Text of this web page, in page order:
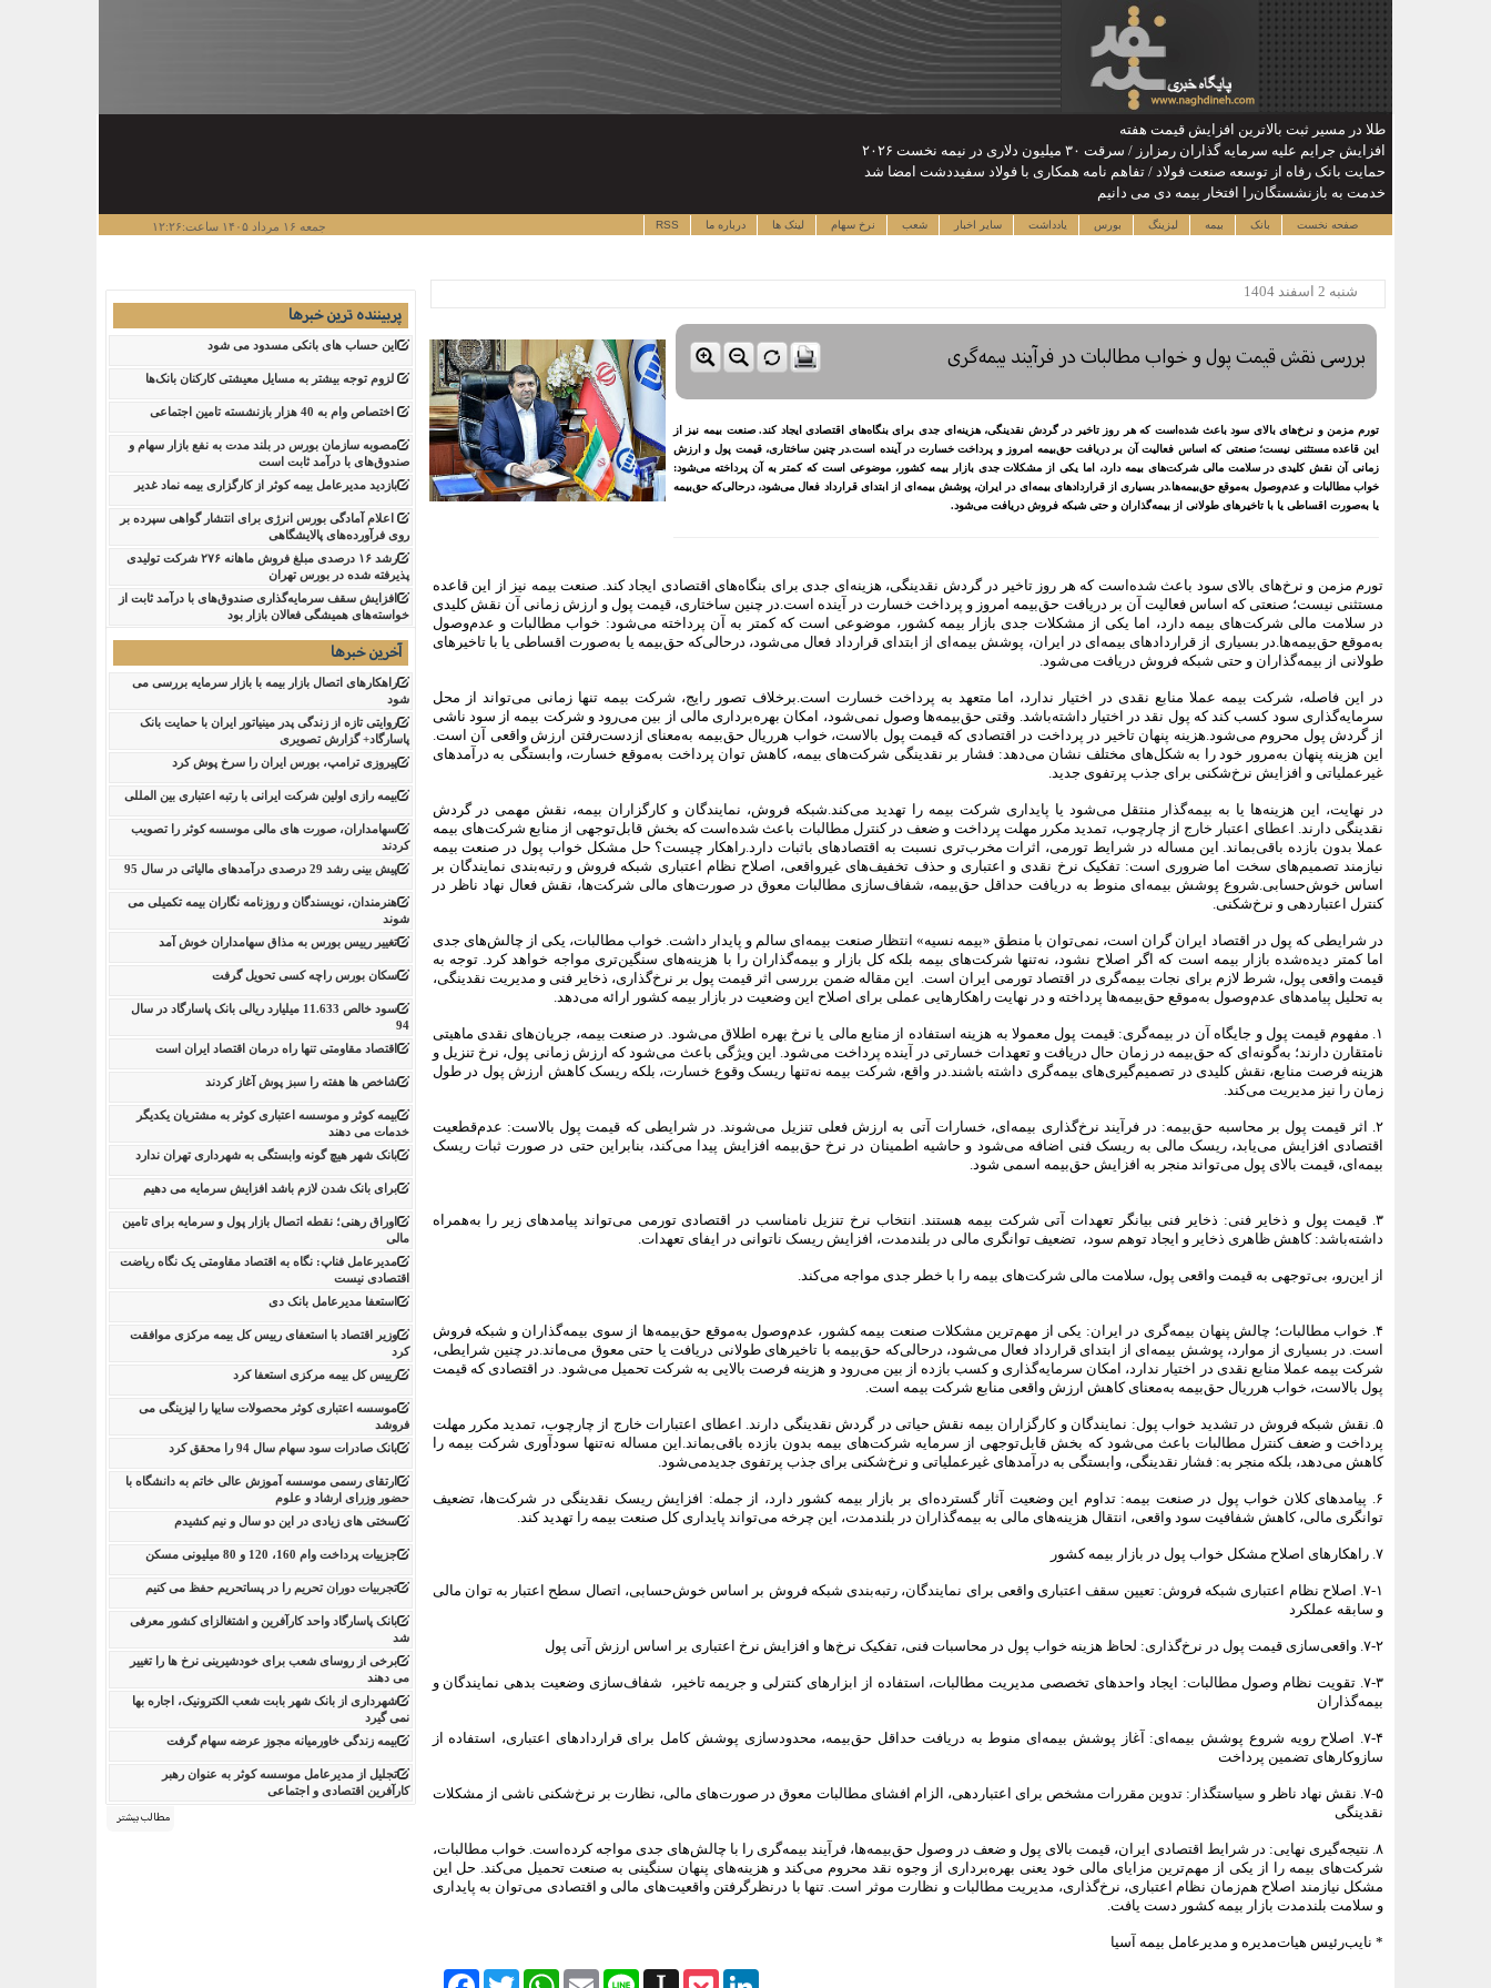
طلا در مسیر ثبت بالاترین افزایش قیمت هفته
افزایش جرایم علیه سرمایه گذاران رمزارز / سرقت ۳۰ میلیون دلاری در نیمه نخست ۲۰۲۶
حمایت بانک رفاه از توسعه صنعت فولاد / تفاهم نامه همکاری با فولاد سفیددشت امضا شد
خدمت به بازنشستگان‌را افتخار بیمه دی می دانیم
جمعه ۱۶ مرداد ۱۴۰۵ ساعت:۱۲:۲۶ صفحه نخست بانک بیمه لیزینگ بورس یادداشت سایر اخبار شعب نرخ سهام لینک ها درباره ما RSS
پربیننده ترین خبرها
این حساب های بانکی مسدود می شود
لزوم توجه بیشتر به مسایل معیشتی کارکنان بانک‌ها
اختصاص وام به 40 هزار بازنشسته تامین اجتماعی
مصوبه سازمان بورس در بلند مدت به نفع بازار سهام و
صندوق‌های با درآمد ثابت است
بازدید مدیرعامل بیمه کوثر از کارگزاری بیمه نماد غدیر
اعلام آمادگی بورس انرژی برای انتشار گواهی سپرده بر
روی فرآورده‌های پالایشگاهی ‌
رشد ۱۶ درصدی مبلغ فروش ماهانه ۲۷۶ شرکت تولیدی
پذیرفته شده در بورس تهران
افزایش سقف سرمایه‌گذاری صندوق‌های با درآمد ثابت از
خواسته‌های همیشگی فعالان بازار بود
آخرین خبرها
راهکارهای اتصال بازار بیمه با بازار سرمایه بررسی می
شود
روایتی تازه از زندگی پدر مینیاتور ایران با حمایت بانک
پاسارگاد+ گزارش تصویری
پیروزی ترامپ، بورس ایران را سرخ پوش کرد
بیمه رازی اولین شرکت ایرانی با رتبه اعتباری بین المللی
سهامداران، صورت های مالی موسسه کوثر را تصویب
کردند
پیش بینی رشد 29 درصدی درآمدهای مالیاتی در سال 95
هنرمندان، نویسندگان و روزنامه نگاران بیمه تکمیلی می
شوند
تغییر رییس بورس به مذاق سهامداران خوش آمد
سکان بورس راچه کسی تحویل گرفت
سود خالص 11.633 میلیارد ریالی بانک پاسارگاد در سال
94
اقتصاد مقاومتی تنها راه درمان اقتصاد ایران است
شاخص ها هفته را سبز پوش آغاز کردند
بیمه کوثر و موسسه اعتباری کوثر به مشتریان یکدیگر
خدمات می دهند
بانک شهر هیچ گونه وابستگی به شهرداری تهران ندارد
برای بانک شدن لازم باشد افزایش سرمایه می دهیم
اوراق رهنی؛ نقطه اتصال بازار پول و سرمایه برای تامین
مالی
مدیرعامل فناپ: نگاه به اقتصاد مقاومتی یک نگاه ریاضت
اقتصادی نیست
استعفا مدیرعامل بانک دی
وزیر اقتصاد با استعفای رییس کل بیمه مرکزی موافقت
کرد
رییس کل بیمه مرکزی استعفا کرد
موسسه اعتباری کوثر محصولات سایپا را لیزینگی می
فروشد
بانک صادرات سود سهام سال 94 را محقق کرد
ارتقای رسمی موسسه آموزش عالی خاتم به دانشگاه با
حضور وزرای ارشاد و علوم
سختی های زیادی در این دو سال و نیم کشیدم
جزییات پرداخت وام 160، 120 و 80 میلیونی مسکن
تجربیات دوران تحریم را در پساتحریم حفظ می کنیم
بانک پاسارگاد واحد کارآفرین و اشتغالزای کشور معرفی
شد
برخی از روسای شعب برای خودشیرینی نرخ ها را تغییر
می دهند
شهرداری از بانک شهر بابت شعب الکترونیک، اجاره بها
نمی گیرد
بیمه زندگی خاورمیانه مجوز عرضه سهام گرفت
تجلیل از مدیرعامل موسسه کوثر به عنوان رهبر
کارآفرین اقتصادی و اجتماعی
مطالب بیشتر
شنبه 2 اسفند 1404
بررسی نقش قیمت پول و خواب مطالبات در فرآیند بیمه‌گری
تورم مزمن و نرخ‌های بالای سود باعث شده‌است که هر روز تاخیر در گردش نقدینگی، هزینه‌ای جدی برای بنگاه‌های اقتصادی ایجاد کند. صنعت بیمه نیز از
این قاعده مستثنی نیست؛ صنعتی که اساس فعالیت آن بر دریافت حق‌بیمه امروز و پرداخت خسارت در آینده است.در چنین ساختاری، قیمت پول و ارزش
زمانی آن نقش کلیدی در سلامت مالی شرکت‌های بیمه دارد، اما یکی از مشکلات جدی بازار بیمه کشور، موضوعی است که کمتر به آن پرداخته می‌شود:
خواب مطالبات و عدم‌وصول به‌موقع حق‌بیمه‌ها.در بسیاری از قراردادهای بیمه‌ای در ایران، پوشش بیمه‌ای از ابتدای قرارداد فعال می‌شود، درحالی‌که حق‌بیمه
یا به‌صورت اقساطی یا با تاخیرهای طولانی از بیمه‌گذاران و حتی شبکه فروش دریافت می‌شود.
تورم مزمن و نرخ‌های بالای سود باعث شده‌است که هر روز تاخیر در گردش نقدینگی، هزینه‌ای جدی برای بنگاه‌های اقتصادی ایجاد کند. صنعت بیمه نیز از این قاعده
مستثنی نیست؛ صنعتی که اساس فعالیت آن بر دریافت حق‌بیمه امروز و پرداخت خسارت در آینده است.در چنین ساختاری، قیمت پول و ارزش زمانی آن نقش کلیدی
در سلامت مالی شرکت‌های بیمه دارد، اما یکی از مشکلات جدی بازار بیمه کشور، موضوعی است که کمتر به آن پرداخته می‌شود: خواب مطالبات و عدم‌وصول
به‌موقع حق‌بیمه‌ها.در بسیاری از قراردادهای بیمه‌ای در ایران، پوشش بیمه‌ای از ابتدای قرارداد فعال می‌شود، درحالی‌که حق‌بیمه یا به‌صورت اقساطی یا با تاخیرهای
طولانی از بیمه‌گذاران و حتی شبکه فروش دریافت می‌شود.
در این فاصله، شرکت بیمه عملا منابع نقدی در اختیار ندارد، اما متعهد به پرداخت خسارت است.برخلاف تصور رایج، شرکت بیمه تنها زمانی می‌تواند از محل
سرمایه‌گذاری سود کسب کند که پول نقد در اختیار داشته‌باشد. وقتی حق‌بیمه‌ها وصول نمی‌شود، امکان بهره‌برداری مالی از بین می‌رود و شرکت بیمه از سود ناشی
از گردش پول محروم می‌شود.هزینه پنهان تاخیر در پرداخت در اقتصادی که قیمت پول بالاست، خواب هر‌ریال حق‌بیمه به‌معنای ازدست‌رفتن ارزش واقعی آن است.
این هزینه پنهان به‌مرور خود را به شکل‌های مختلف نشان می‌دهد: فشار بر نقدینگی شرکت‌های بیمه، کاهش توان پرداخت به‌موقع خسارت، وابستگی به درآمدهای
غیرعملیاتی و افزایش نرخ‌شکنی برای جذب پرتفوی جدید.
در نهایت، این هزینه‌ها یا به بیمه‌گذار منتقل می‌شود یا پایداری شرکت بیمه را تهدید می‌کند.شبکه فروش، نمایندگان و کارگزاران بیمه، نقش مهمی در گردش
نقدینگی دارند. اعطای اعتبار خارج از چارچوب، تمدید مکرر مهلت پرداخت و ضعف در کنترل مطالبات باعث شده‌است که بخش قابل‌توجهی از منابع شرکت‌های بیمه
عملا بدون بازده باقی‌بماند. این مساله در شرایط تورمی، اثرات مخرب‌تری نسبت به اقتصادهای باثبات دارد.راهکار چیست؟ حل مشکل خواب پول در صنعت بیمه
نیازمند تصمیم‌های سخت اما ضروری است: تفکیک نرخ نقدی و اعتباری و حذف تخفیف‌های غیرواقعی، اصلاح نظام اعتباری شبکه فروش و رتبه‌بندی نمایندگان بر
اساس خوش‌حسابی.شروع پوشش بیمه‌ای منوط به دریافت حداقل حق‌بیمه، شفاف‌سازی مطالبات معوق در صورت‌های مالی شرکت‌ها، نقش فعال نهاد ناظر در
کنترل اعتباردهی و نرخ‌شکنی.
در شرایطی که پول در اقتصاد ایران گران است، نمی‌توان با منطق «بیمه نسیه» انتظار صنعت بیمه‌ای سالم و پایدار داشت. خواب مطالبات، یکی از چالش‌های جدی
اما کمتر دیده‌شده بازار بیمه است که اگر اصلاح نشود، نه‌تنها شرکت‌های بیمه بلکه کل بازار و بیمه‌گذاران را با هزینه‌های سنگین‌تری مواجه خواهد کرد. توجه به
قیمت واقعی پول، شرط لازم برای نجات بیمه‌گری در اقتصاد تورمی ایران است. این مقاله ضمن بررسی اثر قیمت پول بر نرخ‌گذاری، ذخایر فنی و مدیریت نقدینگی،
به تحلیل پیامدهای عدم‌وصول به‌موقع حق‌بیمه‌ها پرداخته و در نهایت راهکارهایی عملی برای اصلاح این وضعیت در بازار بیمه کشور ارائه می‌دهد.
۱. مفهوم قیمت پول و جایگاه آن در بیمه‌گری: قیمت پول معمولا به هزینه استفاده از منابع مالی یا نرخ بهره اطلاق می‌شود. در صنعت بیمه، جریان‌های نقدی ماهیتی
نامتقارن دارند؛ به‌گونه‌ای که حق‌بیمه در زمان حال دریافت و تعهدات خسارتی در آینده پرداخت می‌شود. این ویژگی باعث می‌شود که ارزش زمانی پول، نرخ تنزیل و
هزینه فرصت منابع، نقش کلیدی در تصمیم‌گیری‌های بیمه‌گری داشته باشند.در واقع، شرکت بیمه نه‌تنها ریسک وقوع خسارت، بلکه ریسک کاهش ارزش پول در طول
زمان را نیز مدیریت می‌کند.
۲. اثر قیمت پول بر محاسبه حق‌بیمه: در فرآیند نرخ‌گذاری بیمه‌ای، خسارات آتی به ارزش فعلی تنزیل می‌شوند. در شرایطی که قیمت پول بالاست: عدم‌قطعیت
اقتصادی افزایش می‌یابد، ریسک مالی به ریسک فنی اضافه می‌شود و حاشیه اطمینان در نرخ حق‌بیمه افزایش پیدا می‌کند، بنابراین حتی در صورت ثبات ریسک
بیمه‌ای، قیمت بالای پول می‌تواند منجر به افزایش حق‌بیمه اسمی شود.
۳. قیمت پول و ذخایر فنی: ذخایر فنی بیانگر تعهدات آتی شرکت بیمه هستند. انتخاب نرخ تنزیل نامناسب در اقتصادی تورمی می‌تواند پیامدهای زیر را به‌همراه
داشته‌باشد: کاهش ظاهری ذخایر و ایجاد توهم سود، تضعیف توانگری مالی در بلندمدت، افزایش ریسک ناتوانی در ایفای تعهدات.
از این‌رو، بی‌توجهی به قیمت واقعی پول، سلامت مالی شرکت‌های بیمه را با خطر جدی مواجه می‌کند.
۴. خواب مطالبات؛ چالش پنهان بیمه‌گری در ایران: یکی از مهم‌ترین مشکلات صنعت بیمه کشور، عدم‌وصول به‌موقع حق‌بیمه‌ها از سوی بیمه‌گذاران و شبکه فروش
است. در بسیاری از موارد، پوشش بیمه‌ای از ابتدای قرارداد فعال می‌شود، درحالی‌که حق‌بیمه با تاخیرهای طولانی دریافت یا حتی معوق می‌ماند.در چنین شرایطی،
شرکت بیمه عملا منابع نقدی در اختیار ندارد، امکان سرمایه‌گذاری و کسب بازده از بین می‌رود و هزینه فرصت بالایی به شرکت تحمیل می‌شود. در اقتصادی که قیمت
پول بالاست، خواب هر‌ریال حق‌بیمه به‌معنای کاهش ارزش واقعی منابع شرکت بیمه است.
۵. نقش شبکه فروش در تشدید خواب پول: نمایندگان و کارگزاران بیمه نقش حیاتی در گردش نقدینگی دارند. اعطای اعتبارات خارج از چارچوب، تمدید مکرر مهلت
پرداخت و ضعف کنترل مطالبات باعث می‌شود که بخش قابل‌توجهی از سرمایه شرکت‌های بیمه بدون بازده باقی‌بماند.این مساله نه‌تنها سودآوری شرکت بیمه را
کاهش می‌دهد، بلکه منجر به: فشار نقدینگی، وابستگی به درآمدهای غیرعملیاتی و نرخ‌شکنی برای جذب پرتفوی جدیدمی‌شود.
۶. پیامدهای کلان خواب پول در صنعت بیمه: تداوم این وضعیت آثار گسترده‌ای بر بازار بیمه کشور دارد، از جمله: افزایش ریسک نقدینگی در شرکت‌ها، تضعیف
توانگری مالی، کاهش شفافیت سود واقعی، انتقال هزینه‌های مالی به بیمه‌گذاران در بلندمدت، این چرخه می‌تواند پایداری کل صنعت بیمه را تهدید کند.
۷. راهکارهای اصلاح مشکل خواب پول در بازار بیمه کشور
۷-۱. اصلاح نظام اعتباری شبکه فروش: تعیین سقف اعتباری واقعی برای نمایندگان، رتبه‌بندی شبکه فروش بر اساس خوش‌حسابی، اتصال سطح اعتبار به توان مالی
و سابقه عملکرد
۷-۲. واقعی‌سازی قیمت پول در نرخ‌گذاری: لحاظ هزینه خواب پول در محاسبات فنی، تفکیک نرخ‌ها و افزایش نرخ اعتباری بر اساس ارزش آتی پول
۷-۳. تقویت نظام وصول مطالبات: ایجاد واحدهای تخصصی مدیریت مطالبات، استفاده از ابزارهای کنترلی و جریمه تاخیر، شفاف‌سازی وضعیت بدهی نمایندگان و
بیمه‌گذاران
۷-۴. اصلاح رویه شروع پوشش بیمه‌ای: آغاز پوشش بیمه‌ای منوط به دریافت حداقل حق‌بیمه، محدودسازی پوشش کامل برای قراردادهای اعتباری، استفاده از
سازوکارهای تضمین پرداخت
۷-۵. نقش نهاد ناظر و سیاستگذار: تدوین مقررات مشخص برای اعتباردهی، الزام افشای مطالبات معوق در صورت‌های مالی، نظارت بر نرخ‌شکنی ناشی از مشکلات
نقدینگی
۸. نتیجه‌گیری نهایی: در شرایط اقتصادی ایران، قیمت بالای پول و ضعف در وصول حق‌بیمه‌ها، فرآیند بیمه‌گری را با چالش‌های جدی مواجه کرده‌است. خواب مطالبات،
شرکت‌های بیمه را از یکی از مهم‌ترین مزایای مالی خود یعنی بهره‌برداری از وجوه نقد محروم می‌کند و هزینه‌های پنهان سنگینی به صنعت تحمیل می‌کند. حل این
مشکل نیازمند اصلاح هم‌زمان نظام اعتباری، نرخ‌گذاری، مدیریت مطالبات و نظارت موثر است. تنها با درنظرگرفتن واقعیت‌های مالی و اقتصادی می‌توان به پایداری
و سلامت بلندمدت بازار بیمه کشور دست یافت.
* نایب‌رئیس هیات‌مدیره و مدیرعامل بیمه آسیا
Facebook TwitterWhatsApp Email LineInstapaper PocketLinkedIn